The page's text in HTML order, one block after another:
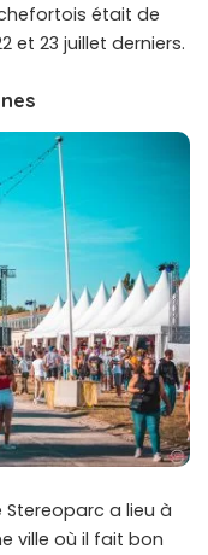
était de
et 23 juillet derniers.
a lieu à
ville où il fait bon